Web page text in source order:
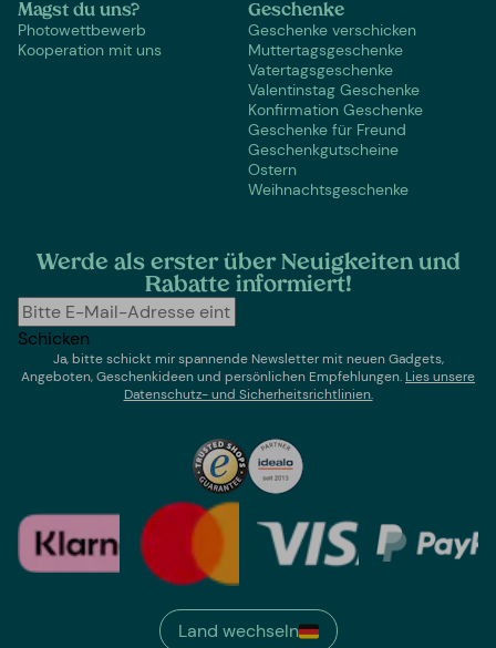
Magst du uns?
Photowettbewerb
Kooperation mit uns
Geschenke
Geschenke verschicken
Muttertagsgeschenke
Vatertagsgeschenke
Valentinstag Geschenke
Konfirmation Geschenke
Geschenke für Freund
Geschenkgutscheine
Ostern
Weihnachtsgeschenke
Werde als erster über Neuigkeiten und
Rabatte informiert!
Schicken
Ja, bitte schickt mir spannende Newsletter mit neuen Gadgets,
Angeboten, Geschenkideen und persönlichen Empfehlungen. Lies unsere
Datenschutz- und Sicherheitsrichtlinien.
Land wechseln